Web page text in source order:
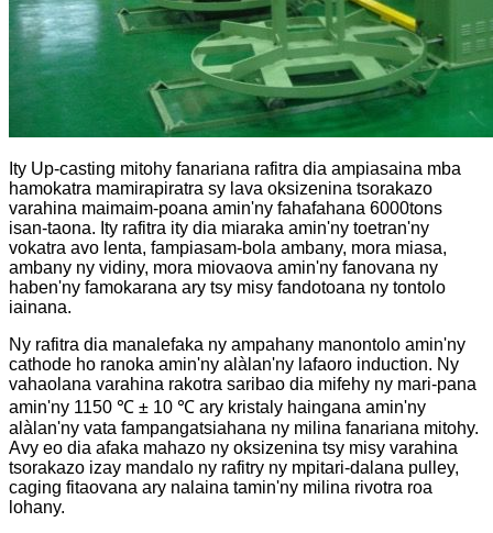
Ity Up-casting mitohy fanariana rafitra dia ampiasaina mba
hamokatra mamirapiratra sy lava oksizenina tsorakazo
varahina maimaim-poana amin'ny fahafahana 6000tons
isan-taona. Ity rafitra ity dia miaraka amin'ny toetran'ny
vokatra avo lenta, fampiasam-bola ambany, mora miasa,
ambany ny vidiny, mora miovaova amin'ny fanovana ny
haben'ny famokarana ary tsy misy fandotoana ny tontolo
iainana.
Ny rafitra dia manalefaka ny ampahany manontolo amin'ny
cathode ho ranoka amin'ny alàlan'ny lafaoro induction. Ny
vahaolana varahina rakotra saribao dia mifehy ny mari-pana
amin'ny 1150 ℃ ± 10 ℃ ary kristaly haingana amin'ny
alàlan'ny vata fampangatsiahana ny milina fanariana mitohy.
Avy eo dia afaka mahazo ny oksizenina tsy misy varahina
tsorakazo izay mandalo ny rafitry ny mpitari-dalana pulley,
caging fitaovana ary nalaina tamin'ny milina rivotra roa
lohany.